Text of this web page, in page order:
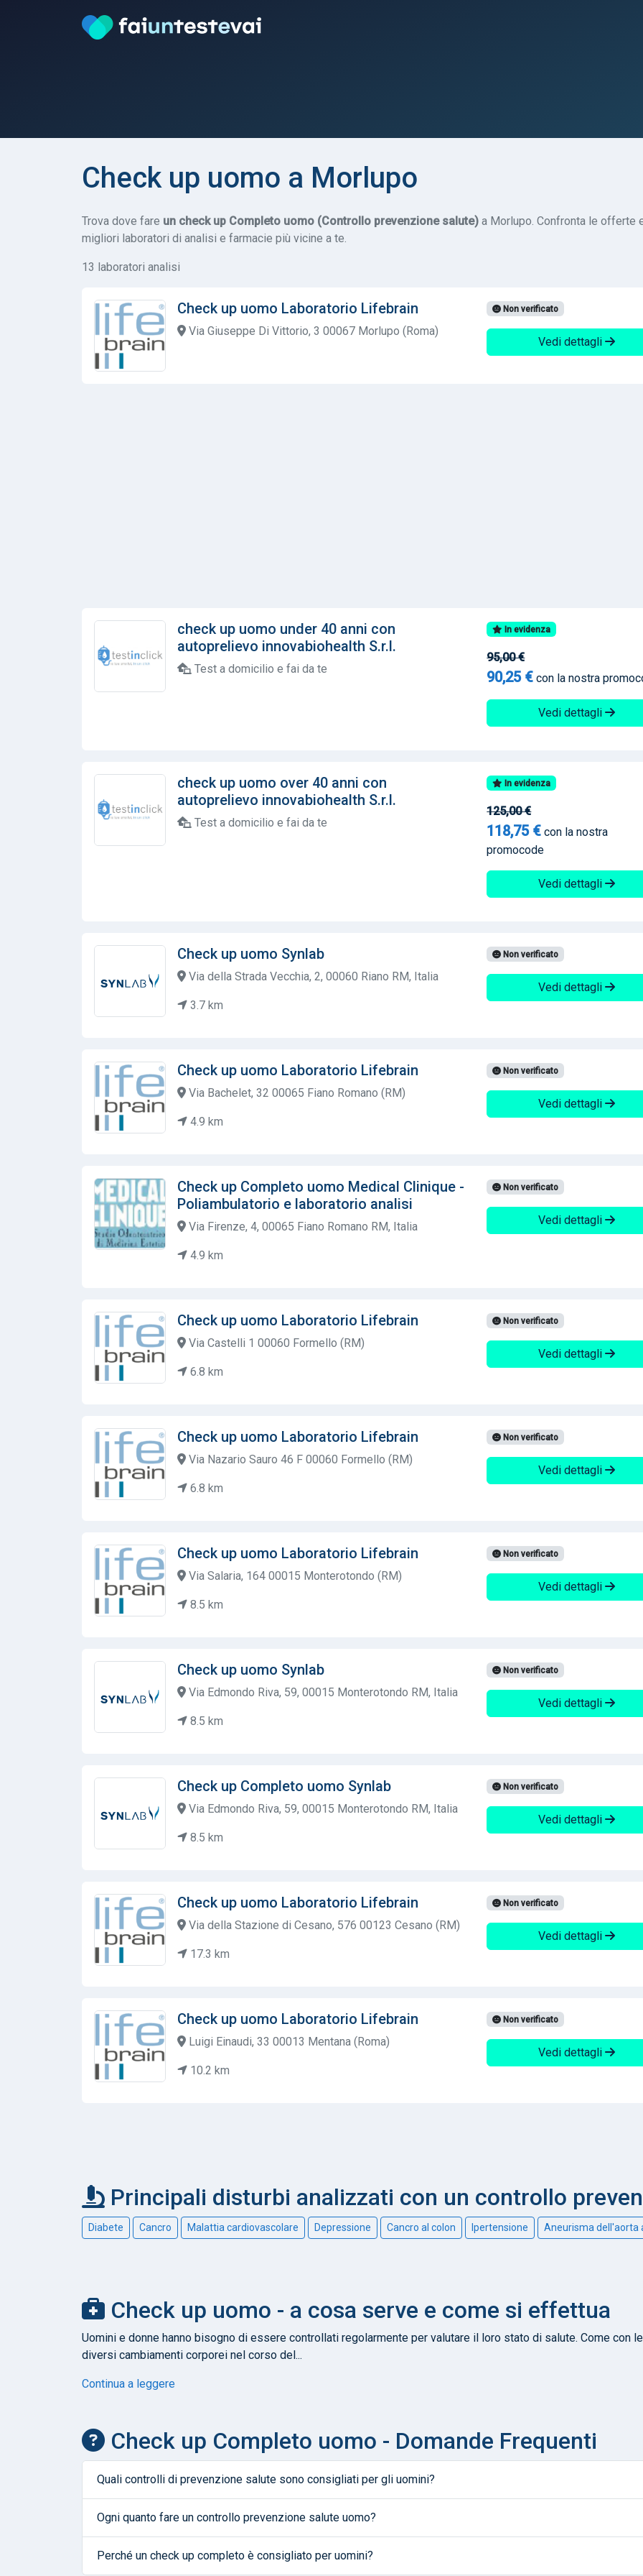
Check up uomo a Morlupo
Trova dove fare un check up Completo uomo (Controllo prevenzione salute) a Morlupo. Confronta le offerte
migliori laboratori di analisi e farmacie più vicine a te.
13 laboratori analisi
Check up uomo Laboratorio Lifebrain
Via Giuseppe Di Vittorio, 3 00067 Morlupo (Roma)
Non verificato
Vedi dettagli
check up uomo under 40 anni con
autoprelievo innovabiohealth S.r.l.
Test a domicilio e fai da te
In evidenza
95,00 €
90,25 € con la nostra
Vedi dettagli
check up uomo over 40 anni con
autoprelievo innovabiohealth S.r.l.
Test a domicilio e fai da te
In evidenza
125,00 €
118,75 € con la nostra
promocode
Vedi dettagli
Check up uomo Synlab
Via della Strada Vecchia, 2, 00060 Riano RM, Italia
3.7 km
Non verificato
Vedi dettagli
Check up uomo Laboratorio Lifebrain
Via Bachelet, 32 00065 Fiano Romano (RM)
4.9 km
Non verificato
Vedi dettagli
Check up Completo uomo Medical Clinique -
Poliambulatorio e laboratorio analisi
Via Firenze, 4, 00065 Fiano Romano RM, Italia
4.9 km
Non verificato
Vedi dettagli
Check up uomo Laboratorio Lifebrain
Via Castelli 1 00060 Formello (RM)
6.8 km
Non verificato
Vedi dettagli
Check up uomo Laboratorio Lifebrain
Via Nazario Sauro 46 F 00060 Formello (RM)
6.8 km
Non verificato
Vedi dettagli
Check up uomo Laboratorio Lifebrain
Via Salaria, 164 00015 Monterotondo (RM)
8.5 km
Non verificato
Vedi dettagli
Check up uomo Synlab
Via Edmondo Riva, 59, 00015 Monterotondo RM, Italia
8.5 km
Non verificato
Vedi dettagli
Check up Completo uomo Synlab
Via Edmondo Riva, 59, 00015 Monterotondo RM, Italia
8.5 km
Non verificato
Vedi dettagli
Check up uomo Laboratorio Lifebrain
Via della Stazione di Cesano, 576 00123 Cesano (RM)
17.3 km
Non verificato
Vedi dettagli
Check up uomo Laboratorio Lifebrain
Luigi Einaudi, 33 00013 Mentana (Roma)
10.2 km
Non verificato
Vedi dettagli
Principali disturbi analizzati con un controllo
Diabete Cancro Malattia cardiovascolare Depressione Cancro al colon Ipertensione Aneurisma dell'aorta
Check up uomo - a cosa serve e come si effettua
Uomini e donne hanno bisogno di essere controllati regolarmente per valutare il loro stato di salute. Come con
diversi cambiamenti corporei nel corso del...
Continua a leggere
Check up Completo uomo - Domande Frequenti
Quali controlli di prevenzione salute sono consigliati per gli uomini?
Ogni quanto fare un controllo prevenzione salute uomo?
Perché un check up completo è consigliato per uomini?